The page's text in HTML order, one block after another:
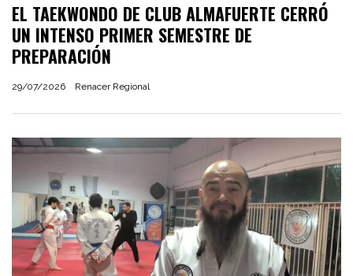
EL TAEKWONDO DE CLUB ALMAFUERTE CERRÓ
UN INTENSO PRIMER SEMESTRE DE
PREPARACIÓN
Renacer Regional
29/07/2026